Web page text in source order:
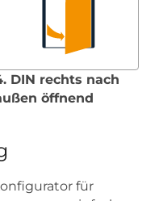
DIN rechts nach
öffnend
für